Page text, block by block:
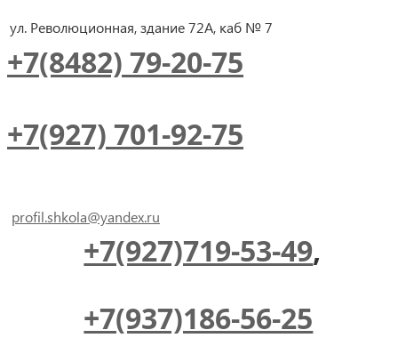
ул. Революционная, здание 72А, каб № 7
+7(8482) 79-20-75
+7(927) 701-92-75
profil.shkola@yandex.ru
+7(927)719-53-49,
+7(937)186-56-25